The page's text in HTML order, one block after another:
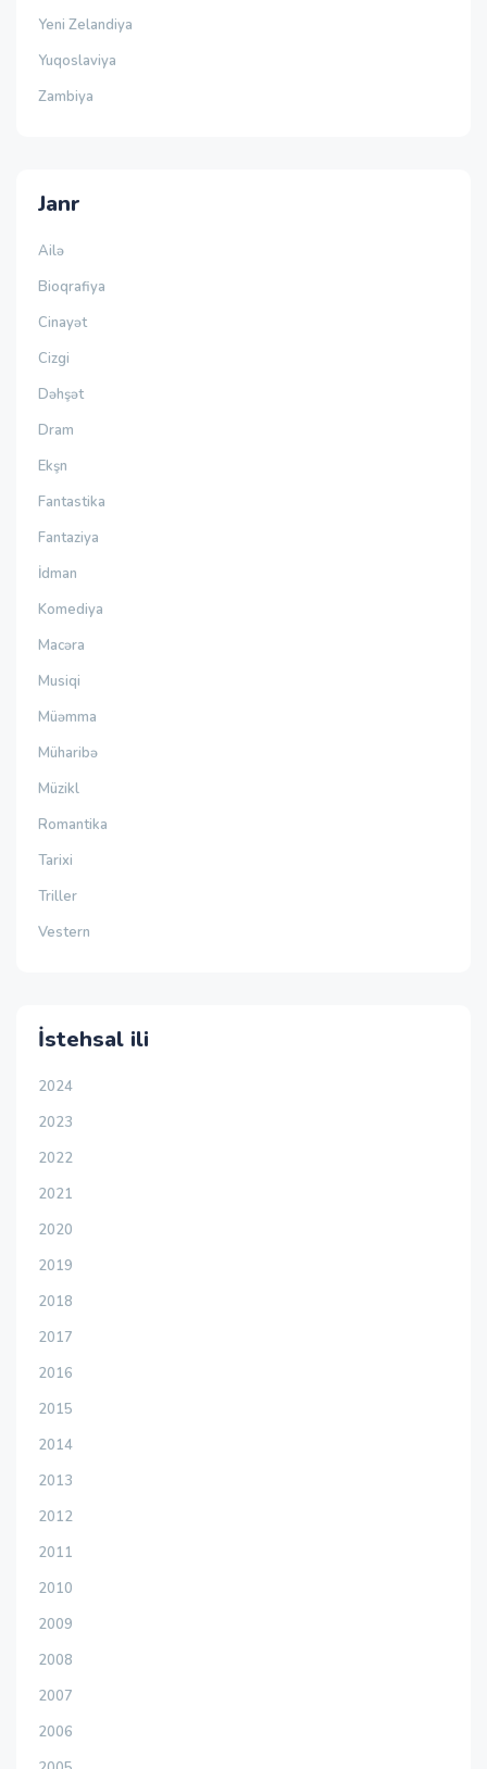
Yeni Zelandiya
Yuqoslaviya
Zambiya
Janr
Ailə
Bioqrafiya
Cinayət
Cizgi
Dəhşət
Dram
Ekşn
Fantastika
Fantaziya
İdman
Komediya
Macəra
Musiqi
Müəmma
Müharibə
Müzikl
Romantika
Tarixi
Triller
Vestern
İstehsal ili
2024
2023
2022
2021
2020
2019
2018
2017
2016
2015
2014
2013
2012
2011
2010
2009
2008
2007
2006